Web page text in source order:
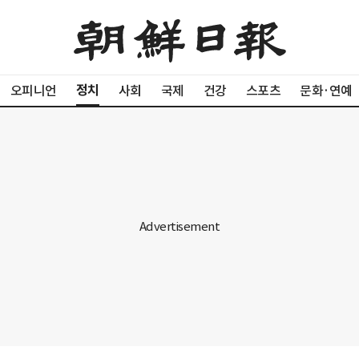
오피니언 정치 사회 국제 건강 스포츠 문화·연예